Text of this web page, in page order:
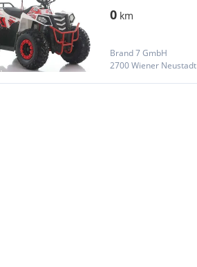
0 km
Brand 7 GmbH
2700 Wiener Neustadt